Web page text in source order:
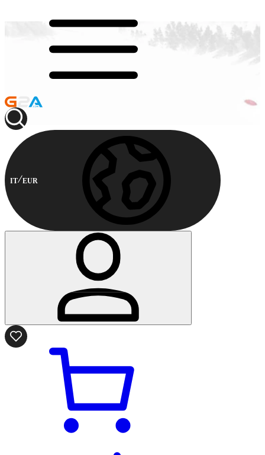
IT EUR